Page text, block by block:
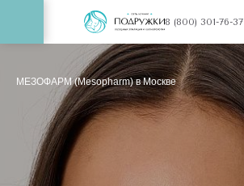
8 (800) 301-76-37
МЕЗОФАРМ (Mesopharm) в Москве